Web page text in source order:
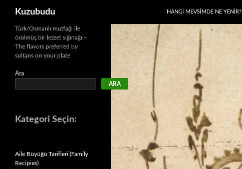
İçeriğe
Kuzubudu HANGI MEVSIMDE NE YENIR?
Türk/Osmanlı mutfağı ile
örülmüş bir lezzet sığınağı –
The flavors preferred by
sultans on your plate
Ara
ARA
Kategori Seçin:
Aile Büyüğü Tarifleri (Family
Recipies)